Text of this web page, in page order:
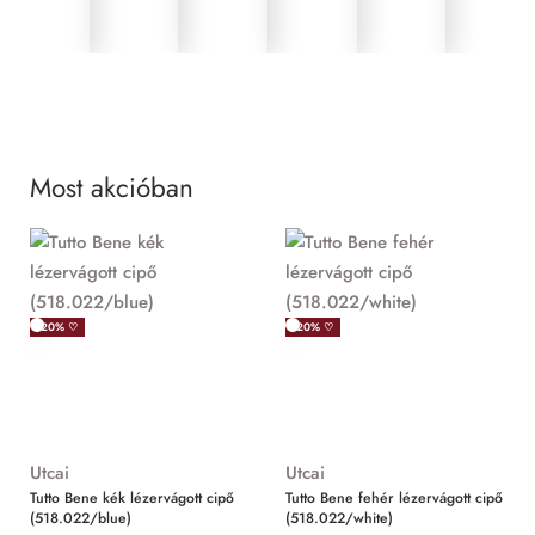
Most akcióban
-20% ♡
Utcai
Tutto Bene kék lézervágott cipő
(518.022/blue)
-20% ♡
Utcai
Tutto Bene fehér lézervágott cipő
(518.022/white)